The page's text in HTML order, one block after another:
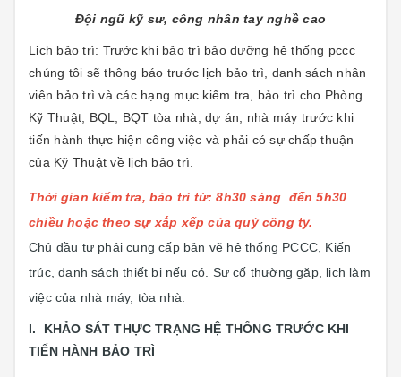
Đội ngũ kỹ sư, công nhân tay nghề cao
Lịch bảo trì: Trước khi bảo trì bảo dưỡng hệ thống pccc
chúng tôi sẽ thông báo trước lịch bảo trì, danh sách nhân
viên bảo trì và các hạng mục kiểm tra, bảo trì cho Phòng
Kỹ Thuật, BQL, BQT tòa nhà, dự án, nhà máy trước khi
tiến hành thực hiện công việc và phải có sự chấp thuận
của Kỹ Thuật về lịch bảo trì.
Thời gian kiểm tra, bảo trì từ: 8h30 sáng đến 5h30
chiều hoặc theo sự xắp xếp của quý công ty.
Chủ đầu tư phải cung cấp bản vẽ hệ thống PCCC, Kiến
trúc, danh sách thiết bị nếu có. Sự cố thường gặp, lịch làm
việc của nhà máy, tòa nhà.
I. KHẢO SÁT THỰC TRẠNG HỆ THỐNG TRƯỚC KHI
TIẾN HÀNH BẢO TRÌ